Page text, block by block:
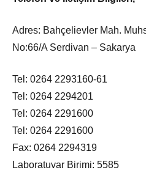
Adres: Bahçelievler Mah.
No:66/A Serdivan – Sakarya
Tel: 0264 2293160-61
Tel: 0264 2294201
Tel: 0264 2291600
Tel: 0264 2291600
Fax: 0264 2294319
Laboratuvar Birimi: 5585